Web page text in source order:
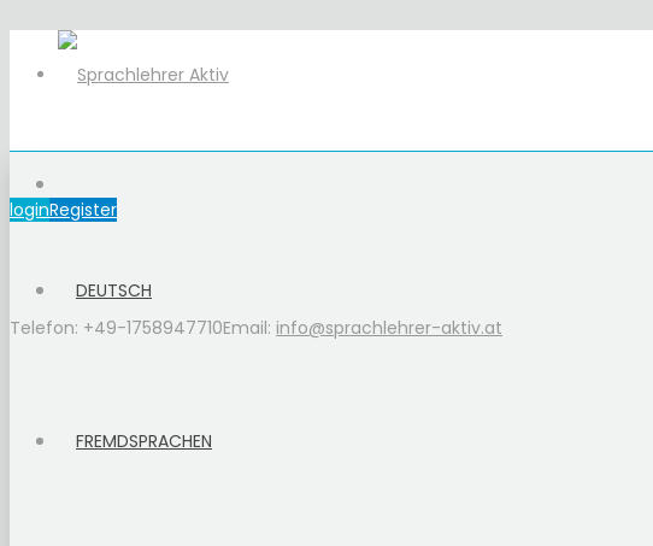
loginRegister
Telefon: +49-1758947710Email: info@sprachlehrer-aktiv.at
DEUTSCH
FREMDSPRACHEN